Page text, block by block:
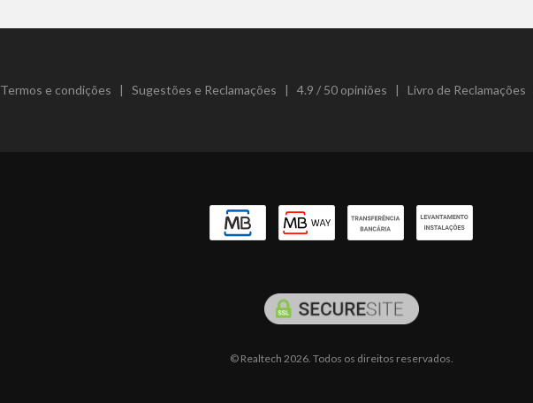
Termos e condições | Sugestões e Reclamações | 4.9 / 50 opiniões | Livro de Reclamações
© Realtech 2026. Todos os direitos reservados.